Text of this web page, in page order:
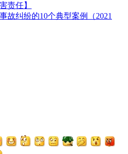
责任】
故纠纷的10个典型案例（2021